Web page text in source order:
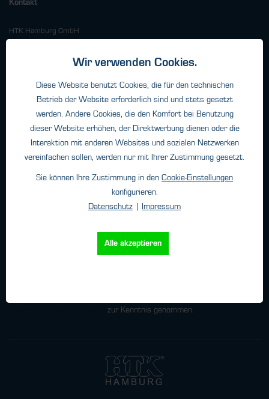
Kontakt
HTK Hamburg GmbH
Telefon: +49 (0)40 - 600 38 38 - 0
info@htk-hamburg.com
Weitere Standorte
zur Kenntnis genommen.
Wir verwenden Cookies.
Diese Website benutzt Cookies, die für den technischen
Betrieb der Website erforderlich sind und stets gesetzt
werden. Andere Cookies, die den Komfort bei Benutzung
dieser Website erhöhen, der Direktwerbung dienen oder die
Interaktion mit anderen Websites und sozialen Netzwerken
vereinfachen sollen, werden nur mit Ihrer Zustimmung gesetzt.
Sie können Ihre Zustimmung in den Cookie-Einstellungen
konfigurieren.
Datenschutz | Impressum
Alle akzeptieren